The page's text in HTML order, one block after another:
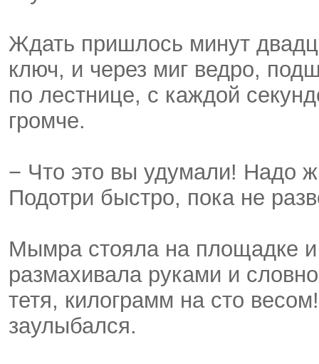
Ждать пришлось минут
ключ, и через миг ведро,
по лестнице, с каждой
громче.
− Что это вы удумали! Надо
Подотри быстро, пока не
Мымра стояла на площадке
размахивала руками и
тетя, килограмм на сто
заулыбался.